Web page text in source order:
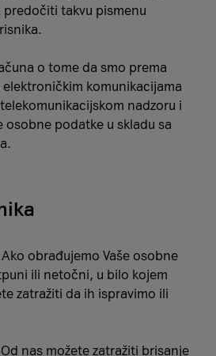
predočiti takvu pismenu
o tome da smo prema
komunikacijama
nadzoru i
osobne podatke u skladu sa
Ako obrađujemo Vaše osobne
ili netočni, u bilo kojem
zatražiti da ih ispravimo ili
Od nas možete zatražiti brisanje